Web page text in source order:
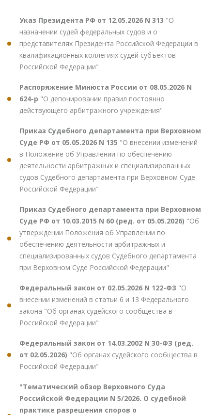
Указ Президента РФ от 12.05.2026 N 313 "О
назначении судей федеральных судов и о
представителях Президента Российской Федерации в
квалификационных коллегиях судей субъектов
Российской Федерации"
Распоряжение Минюста России от 08.05.2026 N
624-р "О депонировании правил постоянно
действующего арбитражного учреждения"
Приказ Судебного департамента при Верховном
Суде РФ от 05.05.2026 N 135 "О внесении изменений
в Положение об Управлении по обеспечению
деятельности арбитражных и специализированных
судов Судебного департамента при Верховном Суде
Российской Федерации"
Приказ Судебного департамента при Верховном
Суде РФ от 10.03.2015 N 60 (ред. от 05.05.2026) "Об
утверждении Положения об Управлении по
обеспечению деятельности арбитражных и
специализированных судов Судебного департамента
при Верховном Суде Российской Федерации"
Федеральный закон от 02.05.2026 N 122-ФЗ "О
внесении изменений в статьи 6 и 13 Федерального
закона "Об органах судейского сообщества в
Российской Федерации"
Федеральный закон от 14.03.2002 N 30-ФЗ (ред.
от 02.05.2026) "Об органах судейского сообщества в
Российской Федерации"
"Тематический обзор Верховного Суда
Российской Федерации N 5/2026. О судебной
практике разрешения споров о